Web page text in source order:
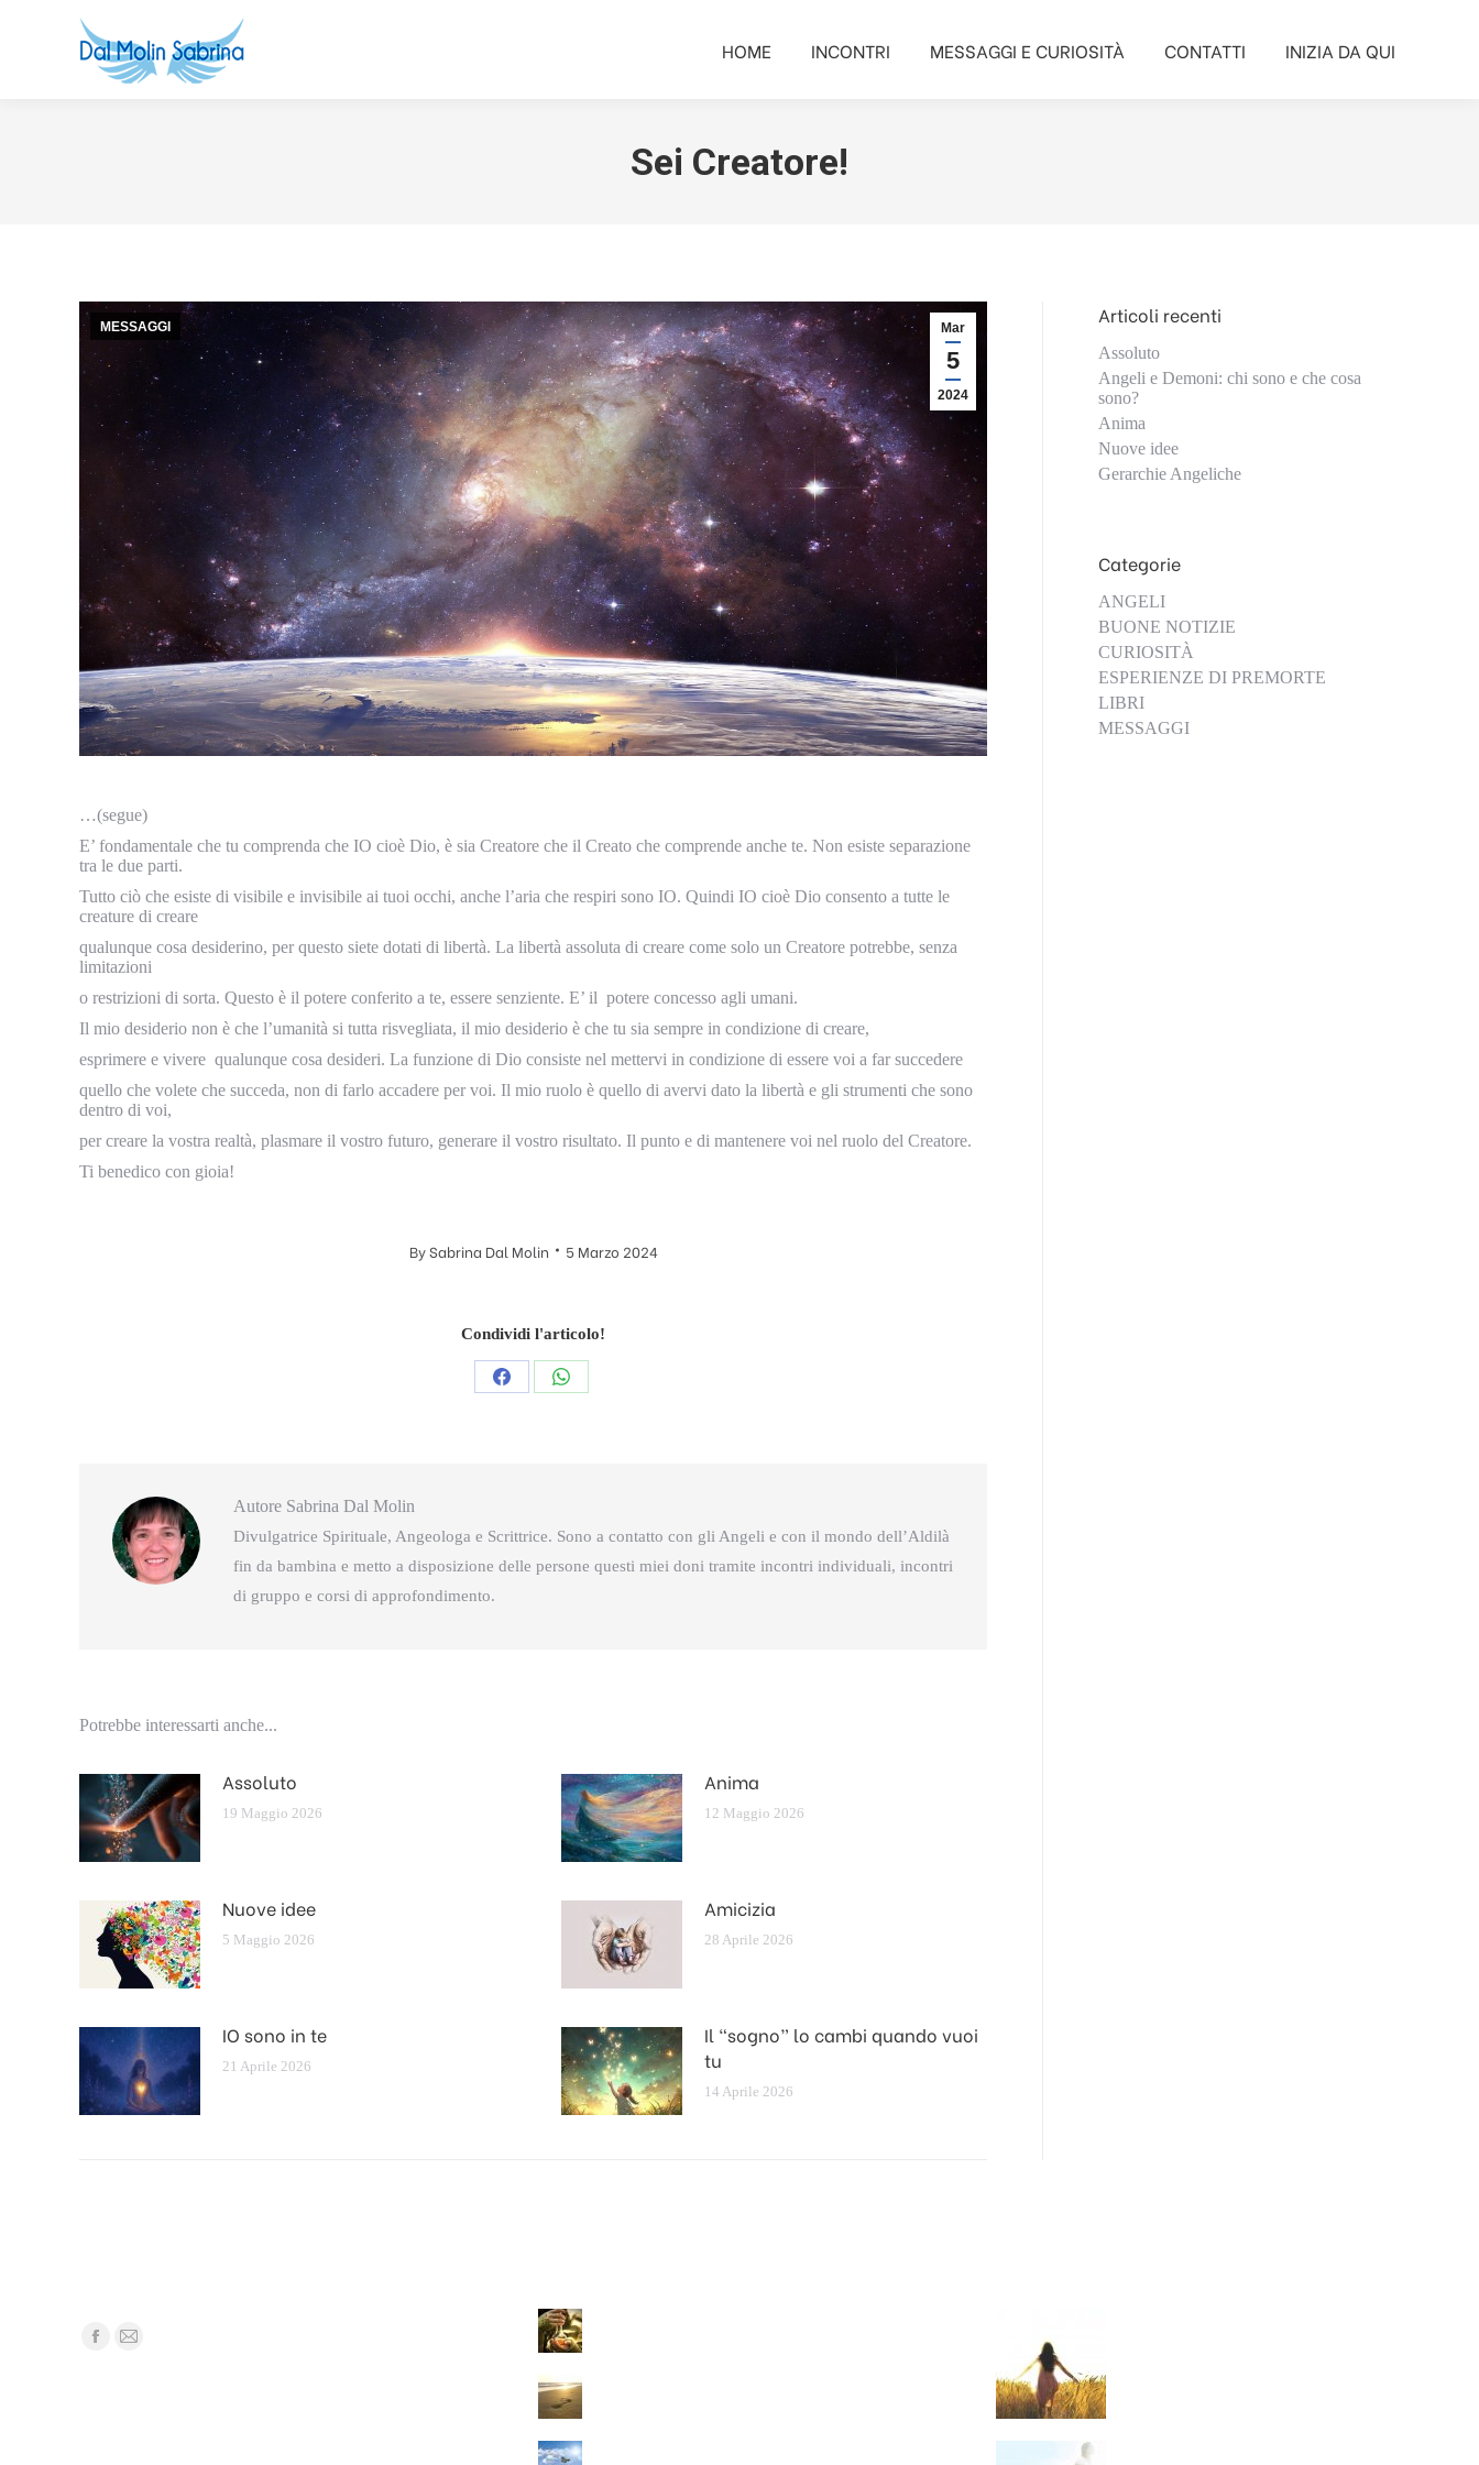
HOME INCONTRI MESSAGGI E CURIOSITÀ CONTATTI INIZIA DA QUI
Sei Creatore!
Mar
5
2024
MESSAGGI
…(segue)
E’ fondamentale che tu comprenda che IO cioè Dio, è sia Creatore che il Creato che comprende anche te. Non esiste separazione
tra le due parti.
Tutto ciò che esiste di visibile e invisibile ai tuoi occhi, anche l’aria che respiri sono IO. Quindi IO cioè Dio consento a tutte le
creature di creare
qualunque cosa desiderino, per questo siete dotati di libertà. La libertà assoluta di creare come solo un Creatore potrebbe, senza
limitazioni
o restrizioni di sorta. Questo è il potere conferito a te, essere senziente. E’ il potere concesso agli umani.
Il mio desiderio non è che l’umanità si tutta risvegliata, il mio desiderio è che tu sia sempre in condizione di creare,
esprimere e vivere qualunque cosa desideri. La funzione di Dio consiste nel mettervi in condizione di essere voi a far succedere
quello che volete che succeda, non di farlo accadere per voi. Il mio ruolo è quello di avervi dato la libertà e gli strumenti che sono
dentro di voi,
per creare la vostra realtà, plasmare il vostro futuro, generare il vostro risultato. Il punto e di mantenere voi nel ruolo del Creatore.
Ti benedico con gioia!
BySabrina Dal Molin 5 Marzo 2024
Condividi l'articolo!
CondividiCondividi
Autore Sabrina Dal Molin
Divulgatrice Spirituale, Angeologa e Scrittrice. Sono a contatto con gli Angeli e con il mondo dell’Aldilà
fin da bambina e metto a disposizione delle persone questi miei doni tramite incontri individuali, incontri
di gruppo e corsi di approfondimento.
Potrebbe interessarti anche...
Assoluto
19 Maggio 2026
Anima
12 Maggio 2026
Nuove idee
5 Maggio 2026
Amicizia
28 Aprile 2026
IO sono in te
21 Aprile 2026
Il “sogno” lo cambi quando vuoi
tu
14 Aprile 2026
Articoli recenti
Assoluto
Angeli e Demoni: chi sono e che cosa
sono?
Anima
Nuove idee
Gerarchie Angeliche
Categorie
ANGELI
BUONE NOTIZIE
CURIOSITÀ
ESPERIENZE DI PREMORTE
LIBRI
MESSAGGI
MESSAGGI E CURIOSITÀ